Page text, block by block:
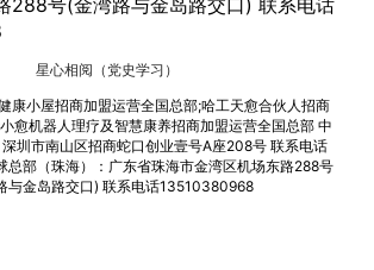
星心相阅（党史学习）
康小屋招商加盟运营全国总部;哈工天愈合伙人招商
愈机器人理疗及智慧康养招商加盟运营全国总部 中
圳市南山区招商蛇口创业壹号A座208号 联系电话
部（珠海）：广东省珠海市金湾区机场东路288号
与金岛路交口) 联系电话13510380968